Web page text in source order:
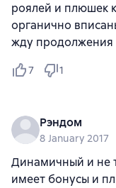
роялей и плюшек
органично
жду продолжения
7 1
Рэндом
8 January 2017
Динамичный и не
имеет бонусы и